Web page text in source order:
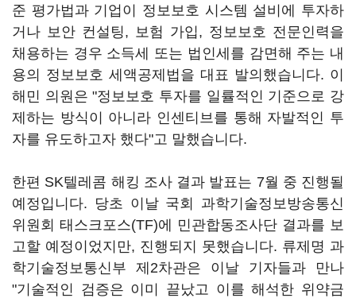
준 평가법과 기업이 정보보호 시스템 설비에 투자하
거나 보안 컨설팅, 보험 가입, 정보보호 전문인력을
채용하는 경우 소득세 또는 법인세를 감면해 주는 내
용의 정보보호 세액공제법을 대표 발의했습니다. 이
해민 의원은 "정보보호 투자를 일률적인 기준으로 강
제하는 방식이 아니라 인센티브를 통해 자발적인 투
자를 유도하고자 했다"고 말했습니다.
한편 SK텔레콤 해킹 조사 결과 발표는 7월 중 진행될
예정입니다. 당초 이날 국회 과학기술정보방송통신
위원회 태스크포스(TF)에 민관합동조사단 결과를 보
고할 예정이었지만, 진행되지 못했습니다. 류제명 과
학기술정보통신부 제2차관은 이날 기자들과 만나
"기술적인 검증은 이미 끝났고 이를 해석한 위약금